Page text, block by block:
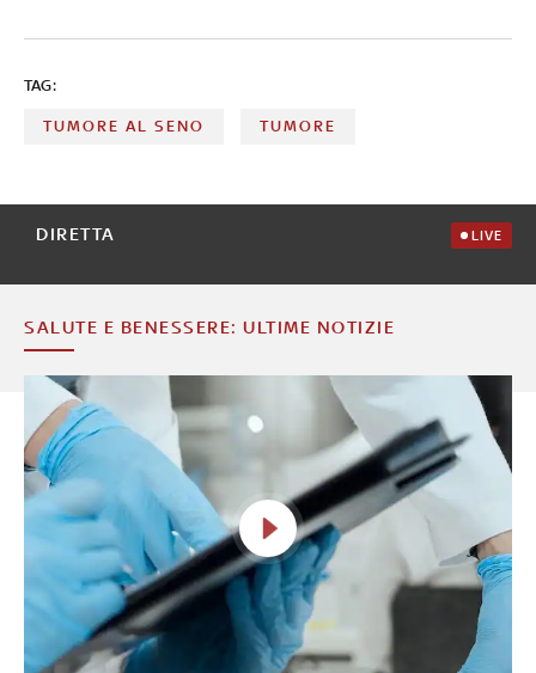
2023” realizzato da Aiom, Airtum, Ons e presentato al
TAG:
TUMORE AL SENO TUMORE
DIRETTA LIVE
SALUTE E BENESSERE: ULTIME NOTIZIE